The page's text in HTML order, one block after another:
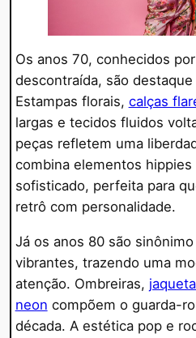
Os anos 70, conhecidos
descontraída, são
Estampas florais, calças
largas e tecidos fluidos
peças refletem uma
combina elementos
sofisticado, perfeita para
retrô com personalidade.
Já os anos 80 são
vibrantes, trazendo uma
atenção. Ombreiras,
neon compõem o guarda-
década. A estética pop e